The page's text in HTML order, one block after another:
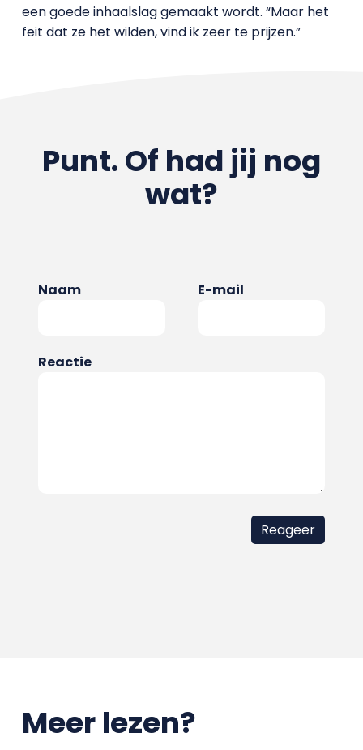
een goede inhaalslag gemaakt wordt. “Maar het
feit dat ze het wilden, vind ik zeer te prijzen.”
Punt. Of had jij nog
wat?
Naam E-mail
Reactie
Meer lezen?